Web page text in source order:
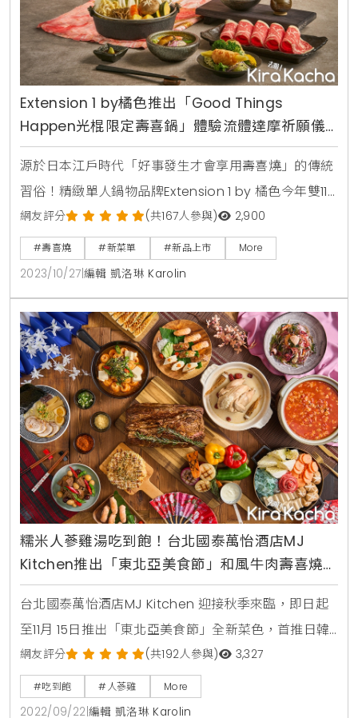
Extension 1 by橘色推出「Good Things
Happen光棍限定壽喜鍋」體驗流體達摩祈願儀
式
源於日本江戶時代「好事發生才會享用壽喜燒」的傳統
習俗！精緻單人鍋物品牌Extension 1 by 橘色今年雙11
以日本傳統文化為創意主軸，打造鍋物x祈願x手作的療
癒儀式，揮別光棍的既定印象，攜手期待好事發生。以
壽喜燒為亮點，一人也可獨享「Good Things
Happen光棍限定壽喜鍋」。凡於11/1-11/12期間點購光
棍限定壽喜鍋，即可體驗獨一無二的流體達摩創作及開
眼祈願的百年儀式，讓幸福
網友評分 (共167人參與) 2,900
#壽喜燒 #新菜單 #新品上市 More
2023/10/27 編輯 凱洛琳 Karolin
糯米人蔘雞湯吃到飽！台北國泰萬怡酒店MJ
Kitchen推出「東北亞美食節」和風牛肉壽喜燒、
韓味醬牛肉、糯米人蔘雞湯吃到飽，會員享原價
85折優惠
台北國泰萬怡酒店MJ Kitchen 迎接秋季來臨，即日起
至11月 15日推出「東北亞美食節」全新菜色，首推日韓
主題美食加菜不加價吃到飽，包含日式拉麵、大阪燒、
和風牛肉壽喜燒、韓味醬牛肉、糯米人蔘雞湯、韓風玉
米乳酪雞及韓味辣魚湯等精選料理。同時，9月21日起
網友評分 (共192人參與) 3,327
#吃到飽 #人蔘雞 More
2022/09/22 編輯 凱洛琳 Karolin